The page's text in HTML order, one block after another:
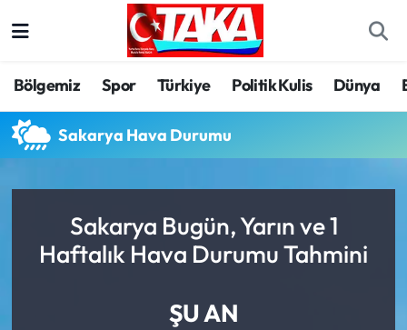
Bölgemiz Spor Türkiye Politik Kulis Dünya
Sakarya Hava Durumu
Sakarya Bugün, Yarın ve 1
Haftalık Hava Durumu Tahmini
ŞU AN
Spor
Türkiye
Politika
Trabzon Hava Durumu
Trabzon Trafik Yoğunluk Haritası
Tüm Manşetler
Son Dakika Haberleri